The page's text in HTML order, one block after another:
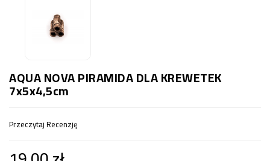
AQUA NOVA PIRAMIDA DLA KREWETEK
7x5x4,5cm
Przeczytaj Recenzję